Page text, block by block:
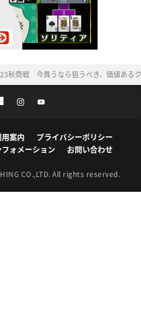
秋商戦 今買うなら狙うべき、価値ある
案内
プライバシーポリシー
フォメーション お問い合わせ
CO.,LTD. All rights reserved.